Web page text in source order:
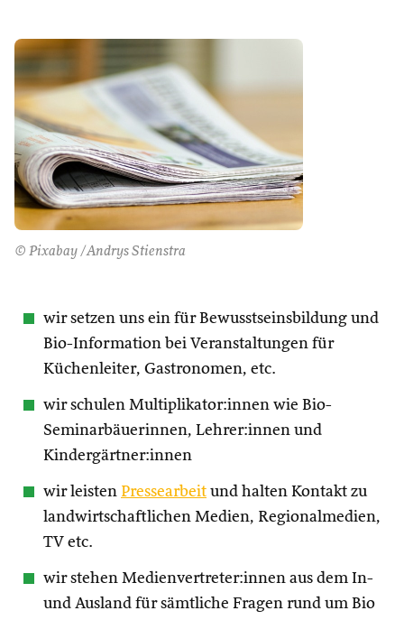
© Pixabay /Andrys Stienstra
wir setzen uns ein für Bewusstseinsbildung und
Bio-Information bei Veranstaltungen für
Küchenleiter, Gastronomen, etc.
wir schulen Multiplikator:innen wie Bio-
Seminarbäuerinnen, Lehrer:innen und
Kindergärtner:innen
wir leisten Pressearbeit und halten Kontakt zu
landwirtschaftlichen Medien, Regionalmedien,
TV etc.
wir stehen Medienvertreter:innen aus dem In-
und Ausland für sämtliche Fragen rund um Bio